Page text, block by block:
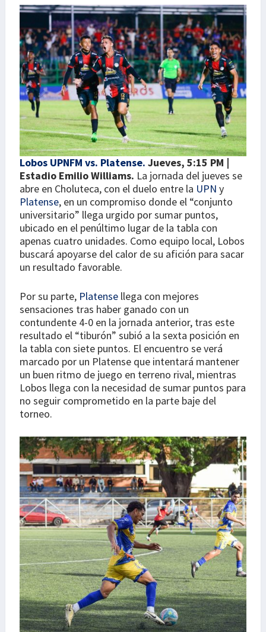
Lobos UPNFM vs. Platense. Jueves, 5:15 PM |
Estadio Emilio Williams. La jornada del jueves se
abre en Choluteca, con el duelo entre la UPN y
Platense, en un compromiso donde el “conjunto
universitario” llega urgido por sumar puntos,
ubicado en el penúltimo lugar de la tabla con
apenas cuatro unidades. Como equipo local, Lobos
buscará apoyarse del calor de su afición para sacar
un resultado favorable.
Por su parte, Platense llega con mejores
sensaciones tras haber ganado con un
contundente 4-0 en la jornada anterior, tras este
resultado el “tiburón” subió a la sexta posición en
la tabla con siete puntos. El encuentro se verá
marcado por un Platense que intentará mantener
un buen ritmo de juego en terreno rival, mientras
Lobos llega con la necesidad de sumar puntos para
no seguir comprometido en la parte baje del
torneo.